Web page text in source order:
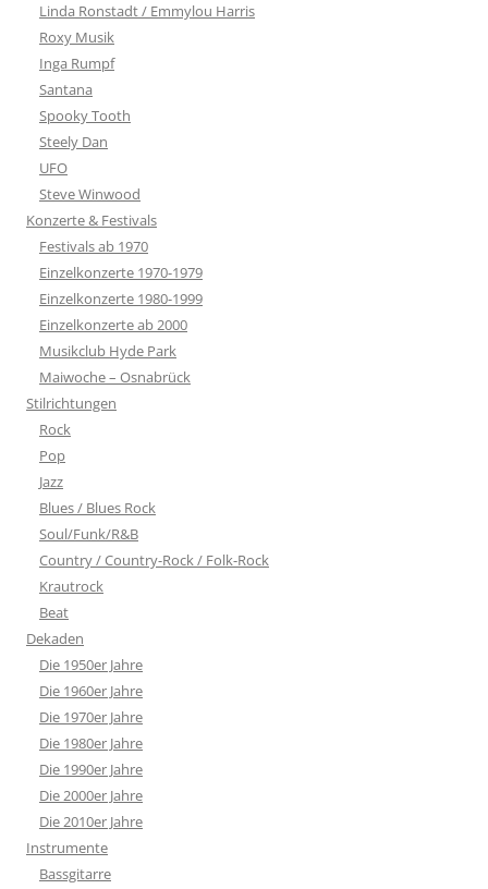
Linda Ronstadt / Emmylou Harris
Roxy Musik
Inga Rumpf
Santana
Spooky Tooth
Steely Dan
UFO
Steve Winwood
Konzerte & Festivals
Festivals ab 1970
Einzelkonzerte 1970-1979
Einzelkonzerte 1980-1999
Einzelkonzerte ab 2000
Musikclub Hyde Park
Maiwoche – Osnabrück
Stilrichtungen
Rock
Pop
Jazz
Blues / Blues Rock
Soul/Funk/R&B
Country / Country-Rock / Folk-Rock
Krautrock
Beat
Dekaden
Die 1950er Jahre
Die 1960er Jahre
Die 1970er Jahre
Die 1980er Jahre
Die 1990er Jahre
Die 2000er Jahre
Die 2010er Jahre
Instrumente
Bassgitarre